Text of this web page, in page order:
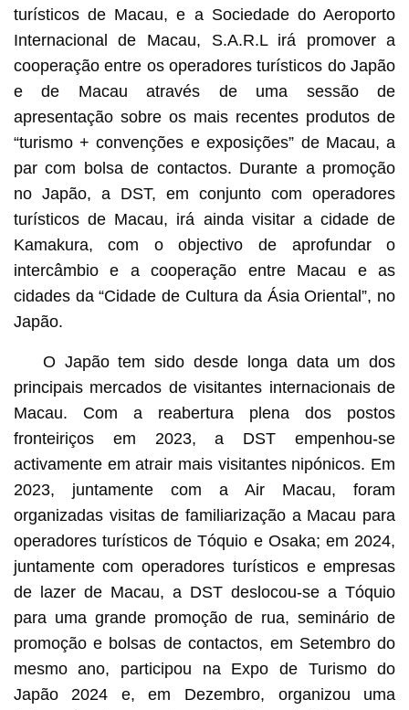
turísticos de Macau, e a Sociedade do Aeroporto
Internacional de Macau, S.A.R.L irá promover a
cooperação entre os operadores turísticos do Japão
e de Macau através de uma sessão de
apresentação sobre os mais recentes produtos de
“turismo + convenções e exposições” de Macau, a
par com bolsa de contactos. Durante a promoção
no Japão, a DST, em conjunto com operadores
turísticos de Macau, irá ainda visitar a cidade de
Kamakura, com o objectivo de aprofundar o
intercâmbio e a cooperação entre Macau e as
cidades da “Cidade de Cultura da Ásia Oriental”, no
Japão.
O Japão tem sido desde longa data um dos
principais mercados de visitantes internacionais de
Macau. Com a reabertura plena dos postos
fronteiriços em 2023, a DST empenhou-se
activamente em atrair mais visitantes nipónicos. Em
2023, juntamente com a Air Macau, foram
organizadas visitas de familiarização a Macau para
operadores turísticos de Tóquio e Osaka; em 2024,
juntamente com operadores turísticos e empresas
de lazer de Macau, a DST deslocou-se a Tóquio
para uma grande promoção de rua, seminário de
promoção e bolsas de contactos, em Setembro do
mesmo ano, participou na Expo de Turismo do
Japão 2024 e, em Dezembro, organizou uma